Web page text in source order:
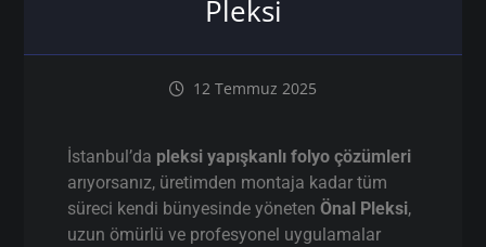
Pleksi
12 Temmuz 2025
İstanbul’da pleksi yapışkanlı folyo çözümleri
arıyorsanız, üretimden montaja kadar tüm
süreci kendi bünyesinde yönetenÖnal Pleksi,
uzun ömürlü ve profesyonel uygulamalar